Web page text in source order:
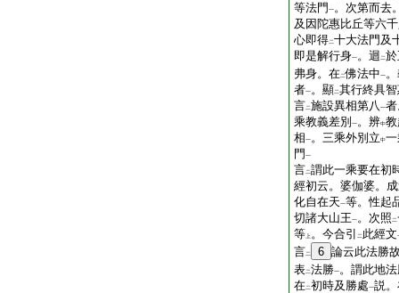
等法門 一。次第而去
及因陀惠比丘等六
心即得二十大法門及
即是解行身一。迴 二
弗身。在二佛法中一
者一。顯二其行終具
言二施設異相第八一
乘教義差別 一。辨中
相一。三乘外別立中
門 一
言二謂此一乘要在初
經初云。婆伽婆。
化自在天一等。性起
切諸大山王一。次照 二
等 上 。今合引 二 此經文
言二 6 論云此法勝
表二法勝一。謂此地
在二初時及勝處一説